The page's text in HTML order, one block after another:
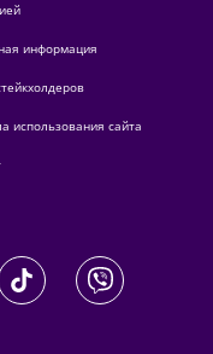
информация
использования сайта